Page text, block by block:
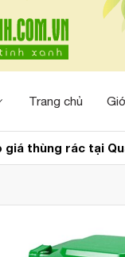
Trang chủ
giá thùng rác tại